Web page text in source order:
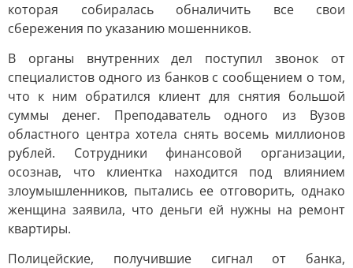
которая собиралась обналичить все свои
сбережения по указанию мошенников.
В органы внутренних дел поступил звонок от
специалистов одного из банков с сообщением о том,
что к ним обратился клиент для снятия большой
суммы денег. Преподаватель одного из Вузов
областного центра хотела снять восемь миллионов
рублей. Сотрудники финансовой организации,
осознав, что клиентка находится под влиянием
злоумышленников, пытались ее отговорить, однако
женщина заявила, что деньги ей нужны на ремонт
квартиры.
Полицейские, получившие сигнал от банка,